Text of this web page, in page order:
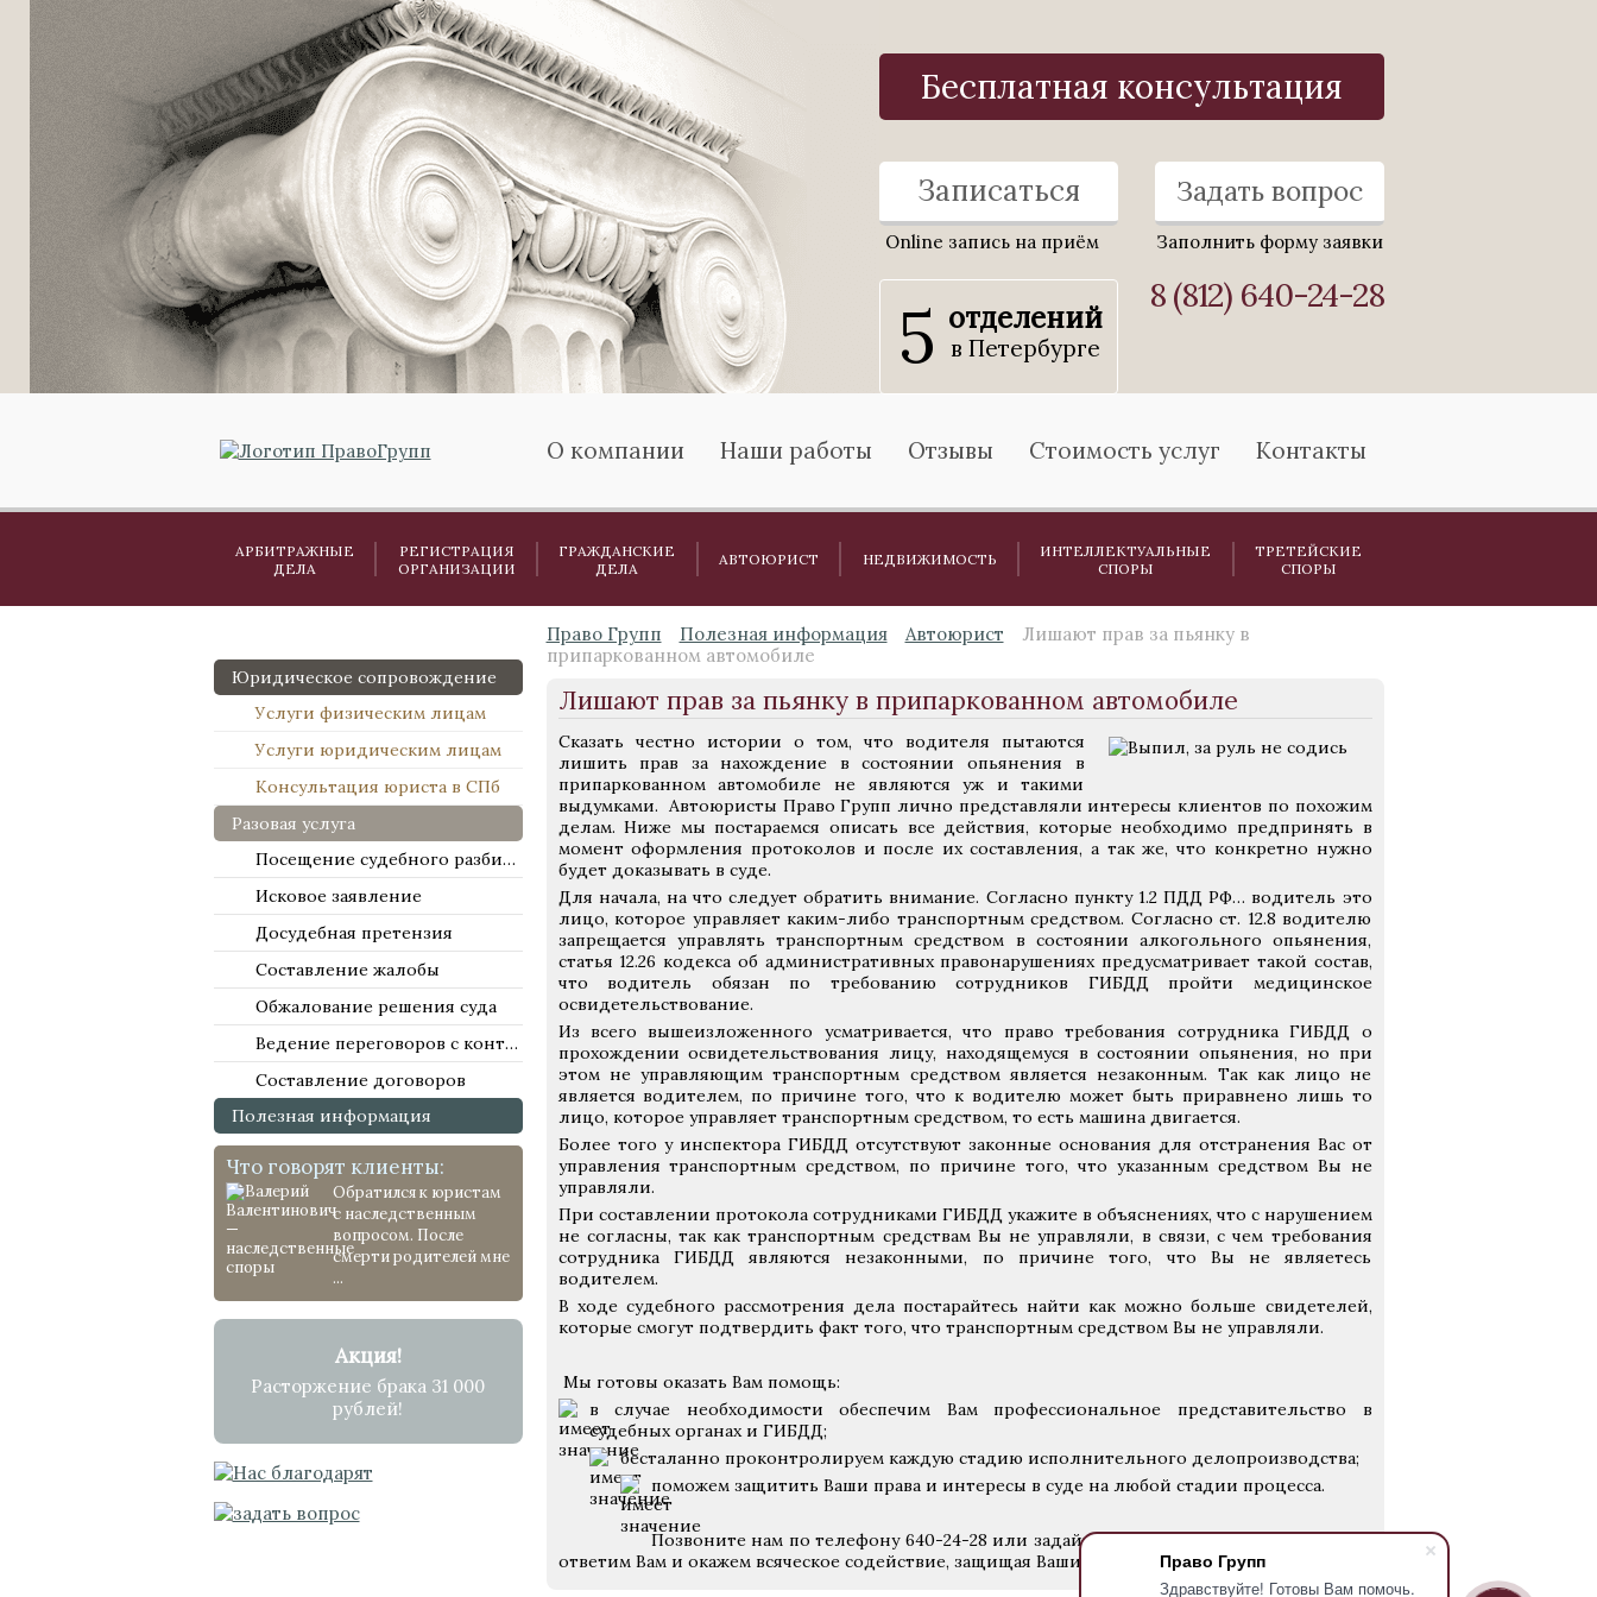
Право Групп
Здравствуйте! Готовы Вам помочь.
Бесплатная консультация
Записаться
Online запись на приём
Задать вопрос
Заполнить форму заявки
5 отделений
в Петербурге
8 (812) 640-24-28
О компании Наши работы Отзывы Стоимость услуг Контакты
АРБИТРАЖНЫЕ
ДЕЛА
РЕГИСТРАЦИЯ
ОРГАНИЗАЦИИ
ГРАЖДАНСКИЕ
ДЕЛА
АВТОЮРИСТ НЕДВИЖИМОСТЬ
ИНТЕЛЛЕКТУАЛЬНЫЕ
СПОРЫ
ТРЕТЕЙСКИЕ
СПОРЫ
Юридическое сопровождение
Услуги физическим лицам
Услуги юридическим лицам
Консультация юриста в СПб
Разовая услуга
Посещение судебного разбирательства
Исковое заявление
Досудебная претензия
Составление жалобы
Обжалование решения суда
Ведение переговоров с контрагентами
Составление договоров
Полезная информация
Что говорят клиенты:
Обратился к юристам
с наследственным
вопросом. После
смерти родителей мне
...
Акция!
Расторжение брака 31 000
рублей!
Право Групп Полезная информация Автоюрист
Лишают прав за пьянку в
припаркованном автомобиле
Лишают прав за пьянку в припаркованном автомобиле
Сказать честно истории о том, что водителя пытаются
лишить прав за нахождение в состоянии опьянения в
припаркованном автомобиле не являются уж и такими
выдумками. Автоюристы Право Групп лично представляли интересы клиентов по похожим
делам. Ниже мы постараемся описать все действия, которые необходимо предпринять в
момент оформления протоколов и после их составления, а так же, что конкретно нужно
будет доказывать в суде.
Для начала, на что следует обратить внимание. Согласно пункту 1.2 ПДД РФ… водитель это
лицо, которое управляет каким-либо транспортным средством. Согласно ст. 12.8 водителю
запрещается управлять транспортным средством в состоянии алкогольного опьянения,
статья 12.26 кодекса об административных правонарушениях предусматривает такой состав,
что водитель обязан по требованию сотрудников ГИБДД пройти медицинское
освидетельствование.
Из всего вышеизложенного усматривается, что право требования сотрудника ГИБДД о
прохождении освидетельствования лицу, находящемуся в состоянии опьянения, но при
этом не управляющим транспортным средством является незаконным. Так как лицо не
является водителем, по причине того, что к водителю может быть приравнено лишь то
лицо, которое управляет транспортным средством, то есть машина двигается.
Более того у инспектора ГИБДД отсутствуют законные основания для отстранения Вас от
управления транспортным средством, по причине того, что указанным средством Вы не
управляли.
При составлении протокола сотрудниками ГИБДД укажите в объяснениях, что с нарушением
не согласны, так как транспортным средствам Вы не управляли, в связи, с чем требования
сотрудника ГИБДД являются незаконными, по причине того, что Вы не являетесь
водителем.
В ходе судебного рассмотрения дела постарайтесь найти как можно больше свидетелей,
которые смогут подтвердить факт того, что транспортным средством Вы не управляли.
Мы готовы оказать Вам помощь:
в случае необходимости обеспечим Вам профессиональное представительство в
судебных органах и ГИБДД;
бесталанно проконтролируем каждую стадию исполнительного делопроизводства;
поможем защитить Ваши права и интересы в суде на любой стадии процесса.
Позвоните нам по телефону 640-24-28 или задайте вопрос на сайте компании, мы
ответим Вам и окажем всяческое содействие, защищая Ваши интересы.